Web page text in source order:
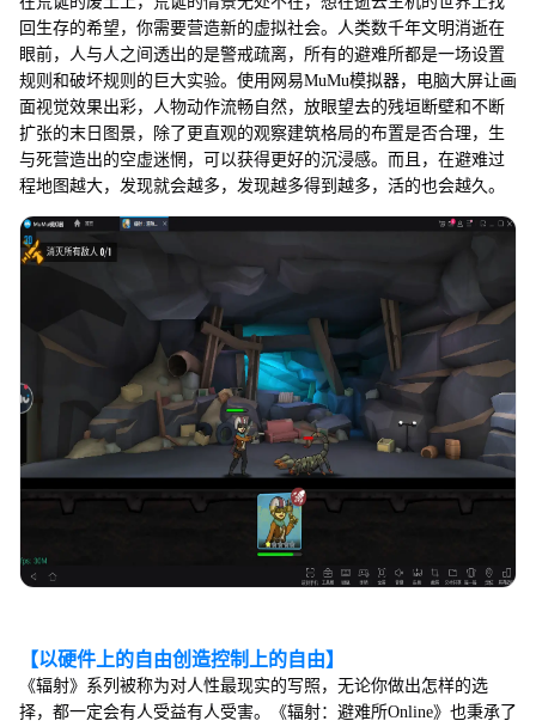
回生存的希望，你需要营造新的虚拟社会。人类数千年文明消逝在
眼前，人与人之间透出的是警戒疏离，所有的避难所都是一场设置
规则和破坏规则的巨大实验。使用网易MuMu模拟器，电脑大屏让画
面视觉效果出彩，人物动作流畅自然，放眼望去的残垣断壁和不断
扩张的末日图景，除了更直观的观察建筑格局的布置是否合理，生
与死营造出的空虚迷惘，可以获得更好的沉浸感。而且，在避难过
程地图越大，发现就会越多，发现越多得到越多，活的也会越久。
【以硬件上的自由创造控制上的自由】
《辐射》系列被称为对人性最现实的写照，无论你做出怎样的选
择，都一定会有人受益有人受害。《辐射：避难所Online》也秉承了